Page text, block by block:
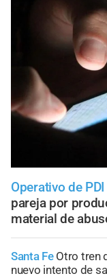
Operativo de PDI
pareja por
material de
Santa Fe Otro tren
nuevo intento de